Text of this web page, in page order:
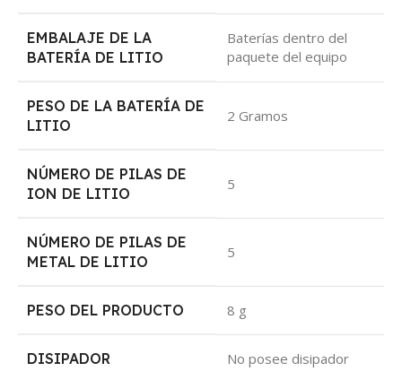
EMBALAJE DE LA
BATERÍA DE LITIO
‎Baterías dentro del
paquete del equipo
PESO DE LA BATERÍA DE
LITIO
‎2 Gramos
NÚMERO DE PILAS DE
ION DE LITIO
‎5
NÚMERO DE PILAS DE
METAL DE LITIO
‎5
PESO DEL PRODUCTO ‎8 g
DISIPADOR ‎No posee disipador